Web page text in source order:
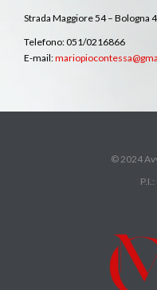
Strada Maggiore 54 – Bologna
Telefono: 051/0216866
E-mail:
© 2024